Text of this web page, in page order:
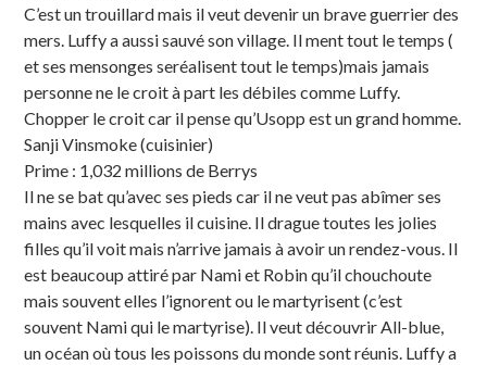
C’est un trouillard mais il veut devenir un brave guerrier des
mers. Luffy a aussi sauvé son village. Il ment tout le temps (
et ses mensonges seréalisent tout le temps)mais jamais
personne ne le croit à part les débiles comme Luffy.
Chopper le croit car il pense qu’Usopp est un grand homme.
Sanji Vinsmoke (cuisinier)
Prime : 1,032 millions de Berrys
Il ne se bat qu’avec ses pieds car il ne veut pas abîmer ses
mains avec lesquelles il cuisine. Il drague toutes les jolies
filles qu’il voit mais n’arrive jamais à avoir un rendez-vous. Il
est beaucoup attiré par Nami et Robin qu’il chouchoute
mais souvent elles l’ignorent ou le martyrisent (c’est
souvent Nami qui le martyrise). Il veut découvrir All-blue,
un océan où tous les poissons du monde sont réunis. Luffy a